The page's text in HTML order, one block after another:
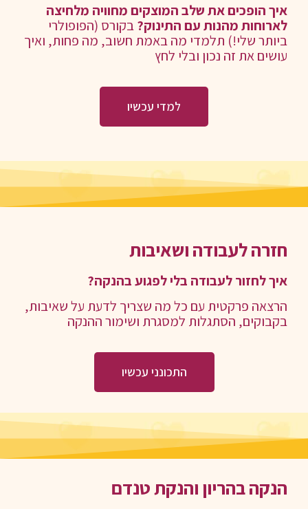
איך הופכים את שלב המוצקים מחוויה מלחיצה
לארוחות מהנות עם התינוק?בקורס (הפופולרי
ביותר שלי!) תלמדי מה באמת חשוב, מה פחות, ואיך
עושים את זה נכון ובלי לחץ
למדי עכשיו
חזרה לעבודה ושאיבות
איך לחזור לעבודה בלי לפגוע בהנקה?
הרצאה פרקטית עם כל מה שצריך לדעת על שאיבות,
בקבוקים, הסתגלות למסגרת ושימור ההנקה
התכונני עכשיו
הנקה בהריון והנקת טנדם